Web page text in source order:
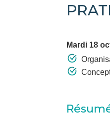
Mardi 18